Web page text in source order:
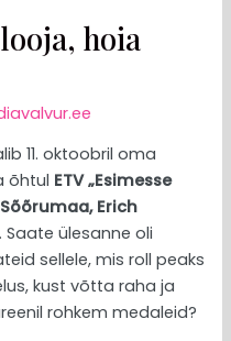
hoia
11. oktoobril oma
õhtul ETV „Esimesse
Erich
. Saate ülesanne oli
sellele, mis roll peaks
kust võtta raha ja
rohkem medaleid?